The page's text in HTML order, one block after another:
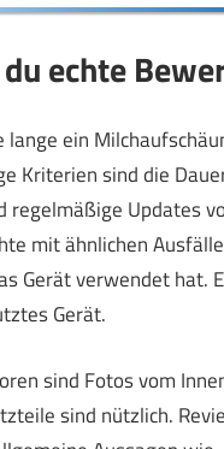
echte
ein
Kriterien sind die
regelmäßige Updates
mit ähnlichen
Gerät verwendet hat.
Gerät.
sind Fotos vom
sind nützlich.